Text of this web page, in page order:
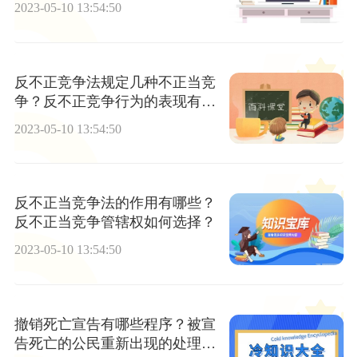
2023-05-10 13:54:50
反不正竞争法规定几种不正当竞
争？反不正竞争行为的表现有哪
2023-05-10 13:54:50
反不正当竞争法的作用有哪些？
反不正当竞争管辖权如何选择？
2023-05-10 13:54:50
撤销死亡宣告有哪些程序？被宣
告死亡的公民重新出现的处理有